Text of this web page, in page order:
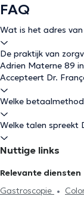
FAQ
Wat is het adres
De praktijk van
Adrien Materne 89
Accepteert Dr.
Welke
Welke talen spreekt
Nuttige links
Relevante diensten
Gastroscopie